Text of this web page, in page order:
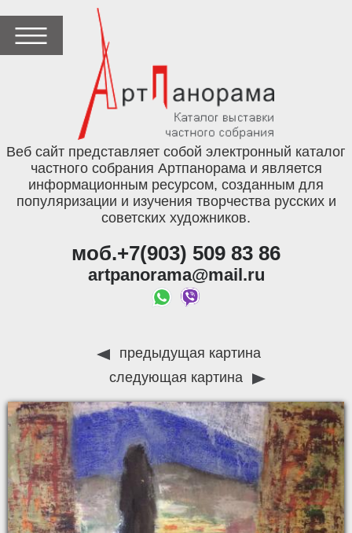
Веб сайт представляет собой электронный каталог
частного собрания Артпанорама и является
информационным ресурсом, созданным для
популяризации и изучения творчества русских и
советских художников.
моб.+7(903) 509 83 86
artpanorama@mail.ru
предыдущая картина
следующая картина